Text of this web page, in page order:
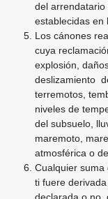
del arrendatario
establecidas en
Los cánones
cuya
explosión,
deslizamiento
terremotos,
niveles de
del subsuelo,
maremoto,
atmosférica o
Cualquier suma
ti fuere